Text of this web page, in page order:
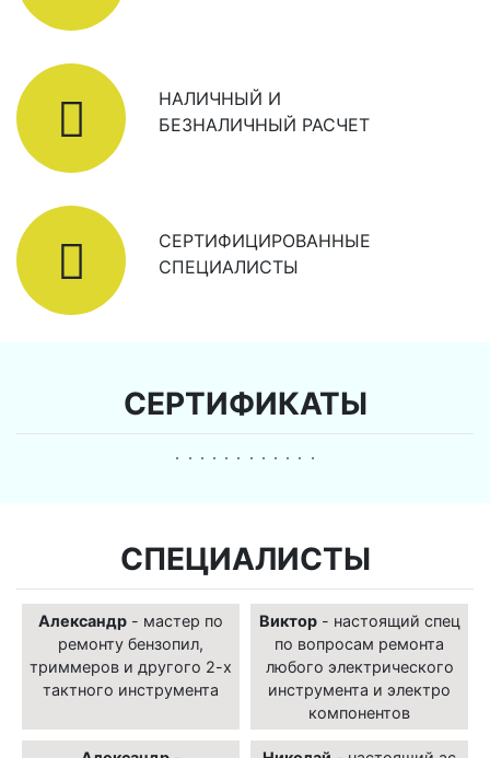
НАЛИЧНЫЙ И
БЕЗНАЛИЧНЫЙ РАСЧЕТ
СЕРТИФИЦИРОВАННЫЕ
СПЕЦИАЛИСТЫ
СЕРТИФИКАТЫ
СПЕЦИАЛИСТЫ
Александр - мастер по
ремонту бензопил,
триммеров и другого 2-х
тактного инструмента
Виктор- настоящий спец
по вопросам ремонта
любого электрического
инструмента и электро
компонентов